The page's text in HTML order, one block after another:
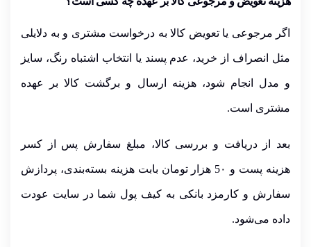
اگر مرجوعی یا تعویض کالا به درخواست مشتری و به دلایلی
مثل انصراف از خرید، عدم پسند یا انتخاب اشتباه رنگ، سایز
و مدل انجام شود،هزینه ارسال و برگشت کالا بر عهده
مشتری است.
بعد از دریافت و بررسی کالا، مبلغ سفارش پس از کسر
هزینه پست و 5۰ هزار تومان بابت هزینه بسته‌بندی ، پردازش
سفارش و کارمزد بانکی به کیف پول شما در سایت عودت
داده می‌شود.